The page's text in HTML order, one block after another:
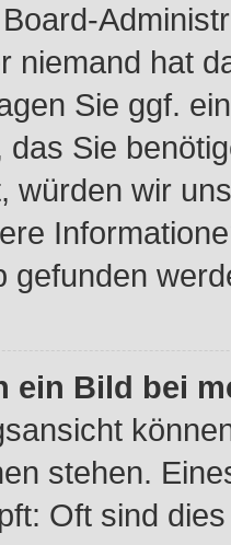
niemand hat
Sie ggf.
das Sie
würden wir
gefunden
ein Bild bei
stehen.
Oft sind